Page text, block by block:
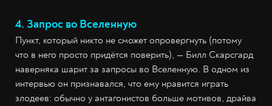
4. Запрос во Вселенную
Пункт, который никто не сможет опровергнуть (потому
что в него просто придётся поверить), — Билл Скарсгард
наверняка шарит за запросы во Вселенную. В одном из
интервью он признавался, что ему нравится играть
злодеев: обычно у антагонистов больше мотивов, драйва